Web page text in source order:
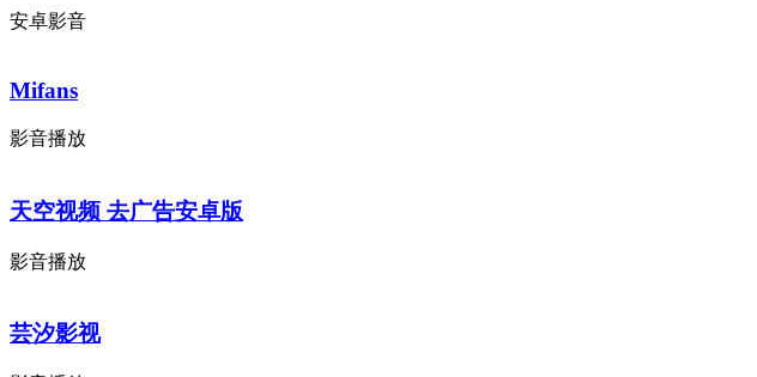
安卓影音
Mifans
影音播放
天空视频 去广告安卓版
影音播放
芸汐影视